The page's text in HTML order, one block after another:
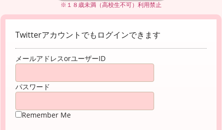
※１８歳未満（高校生不可）利用禁止
Twitterアカウントでもログインできます
メールアドレスorユーザーID
パスワード
Remember Me